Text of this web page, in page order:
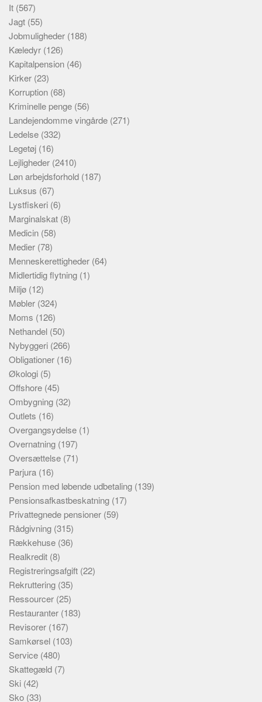
It (567)
Jagt (55)
Jobmuligheder (188)
Kæledyr (126)
Kapitalpension (46)
Kirker (23)
Korruption (68)
Kriminelle penge (56)
Landejendomme vingårde (271)
Ledelse (332)
Legetøj (16)
Lejligheder (2410)
Løn arbejdsforhold (187)
Luksus (67)
Lystfiskeri (6)
Marginalskat (8)
Medicin (58)
Medier (78)
Menneskerettigheder (64)
Midlertidig flytning (1)
Miljø (12)
Møbler (324)
Moms (126)
Nethandel (50)
Nybyggeri (266)
Obligationer (16)
Økologi (5)
Offshore (45)
Ombygning (32)
Outlets (16)
Overgangsydelse (1)
Overnatning (197)
Oversættelse (71)
Parjura (16)
Pension med løbende udbetaling (139)
Pensionsafkastbeskatning (17)
Privattegnede pensioner (59)
Rådgivning (315)
Rækkehuse (36)
Realkredit (8)
Registreringsafgift (22)
Rekruttering (35)
Ressourcer (25)
Restauranter (183)
Revisorer (167)
Samkørsel (103)
Service (480)
Skattegæld (7)
Ski (42)
Sko (33)